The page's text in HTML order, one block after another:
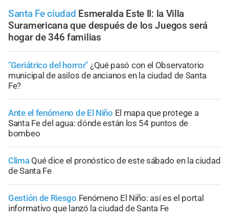
Santa Fe ciudad Esmeralda Este II: la Villa
Suramericana que después de los Juegos será
hogar de 346 familias
"Geriátrico del horror" ¿Qué pasó con el Observatorio
municipal de asilos de ancianos en la ciudad de Santa
Fe?
Ante el fenómeno de El Niño El mapa que protege a
Santa Fe del agua: dónde están los 54 puntos de
bombeo
Clima Qué dice el pronóstico de este sábado en la ciudad
de Santa Fe
Gestión de Riesgo Fenómeno El Niño: así es el portal
informativo que lanzó la ciudad de Santa Fe